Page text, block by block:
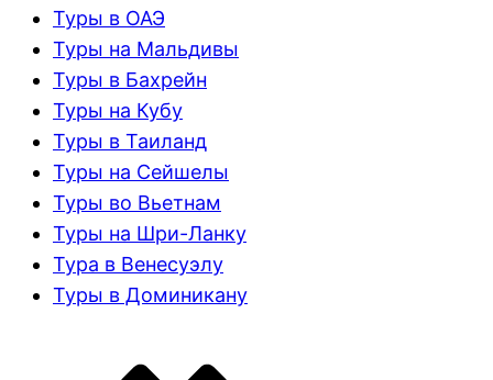
Туры в ОАЭ
Туры на Мальдивы
Туры в Бахрейн
Туры на Кубу
Туры в Таиланд
Туры на Сейшелы
Туры во Вьетнам
Туры на Шри-Ланку
Тура в Венесуэлу
Туры в Доминикану